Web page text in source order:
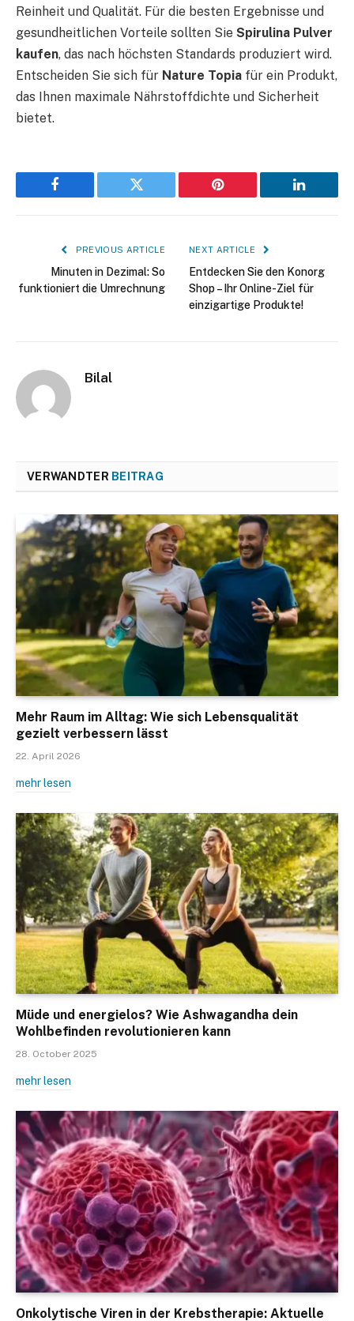
Reinheit und Qualität. Für die besten Ergebnisse und
gesundheitlichen Vorteile sollten Sie Spirulina Pulver
kaufen, das nach höchsten Standards produziert wird.
Entscheiden Sie sich für Nature Topia für ein Produkt,
das Ihnen maximale Nährstoffdichte und Sicherheit
bietet.
Facebook Twitter Pinterest LinkedIn
PREVIOUS ARTICLE
Minuten in Dezimal: So
funktioniert die Umrechnung
NEXT ARTICLE
Entdecken Sie den Konorg
Shop – Ihr Online-Ziel für
einzigartige Produkte!
Bilal
VERWANDTER BEITRAG
Mehr Raum im Alltag: Wie sich Lebensqualität
gezielt verbessern lässt
22. April 2026
mehr lesen
Müde und energielos? Wie Ashwagandha dein
Wohlbefinden revolutionieren kann
28. October 2025
mehr lesen
Onkolytische Viren in der Krebstherapie: Aktuelle